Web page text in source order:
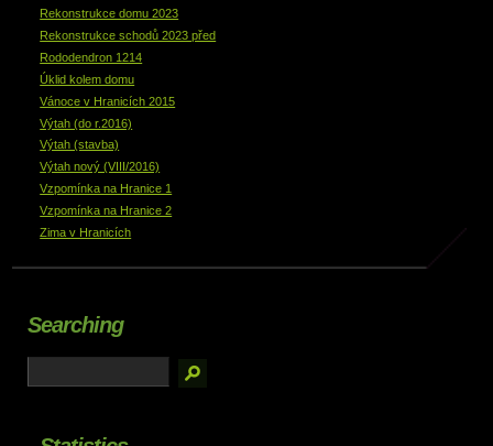
Rekonstrukce domu 2023
Rekonstrukce schodů 2023 před
Rododendron 1214
Úklid kolem domu
Vánoce v Hranicích 2015
Výtah (do r.2016)
Výtah (stavba)
Výtah nový (VIII/2016)
Vzpomínka na Hranice 1
Vzpomínka na Hranice 2
Zima v Hranicích
Searching